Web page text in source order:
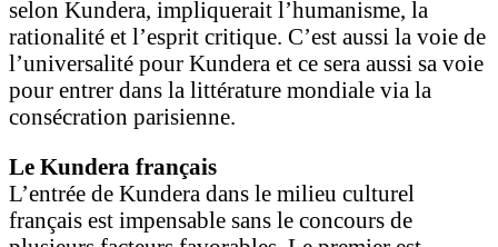
selon Kundera, impliquerait l’humanisme, la
rationalité et l’esprit critique. C’est aussi la voie de
l’universalité pour Kundera et ce sera aussi sa voie
pour entrer dans la littérature mondiale via la
consécration parisienne.
Le Kundera français
L’entrée de Kundera dans le milieu culturel
français est impensable sans le concours de